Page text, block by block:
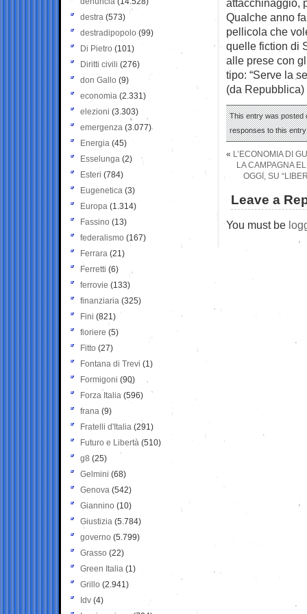
attacchinaggio,
Qualche anno
pellicola che
quelle fiction di
alle prese con
tipo: “Serve la
(da Repubblica)
This entry was posted
responses to this
« L’ECONOMIA DI
LA CAMPAGNA
OGGI, SU
Leave a
You must be
destra (573)
destradipopolo (99)
Di Pietro (101)
Diritti civili (276)
don Gallo (9)
economia (2.331)
elezioni (3.303)
emergenza (3.077)
Energia (45)
Esselunga (2)
Esteri (784)
Eugenetica (3)
Europa (1.314)
Fassino (13)
federalismo (167)
Ferrara (21)
Ferretti (6)
ferrovie (133)
finanziaria (325)
Fini (821)
fioriere (5)
Fitto (27)
Fontana di Trevi (1)
Formigoni (90)
Forza Italia (596)
frana (9)
Fratelli d'Italia (291)
Futuro e Libertà (510)
g8 (25)
Gelmini (68)
Genova (542)
Giannino (10)
Giustizia (5.784)
governo (5.799)
Grasso (22)
Green Italia (1)
Grillo (2.941)
Idv (4)